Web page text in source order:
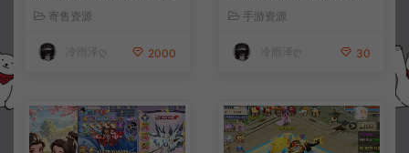
服务端+CDK授权后台+安卓
+详细搭建教程+视频教程
寄售资源
冷雨泽ღ 2000
户端+详细搭建教程+视频教
程
手游资源
冷雨泽ღ 30